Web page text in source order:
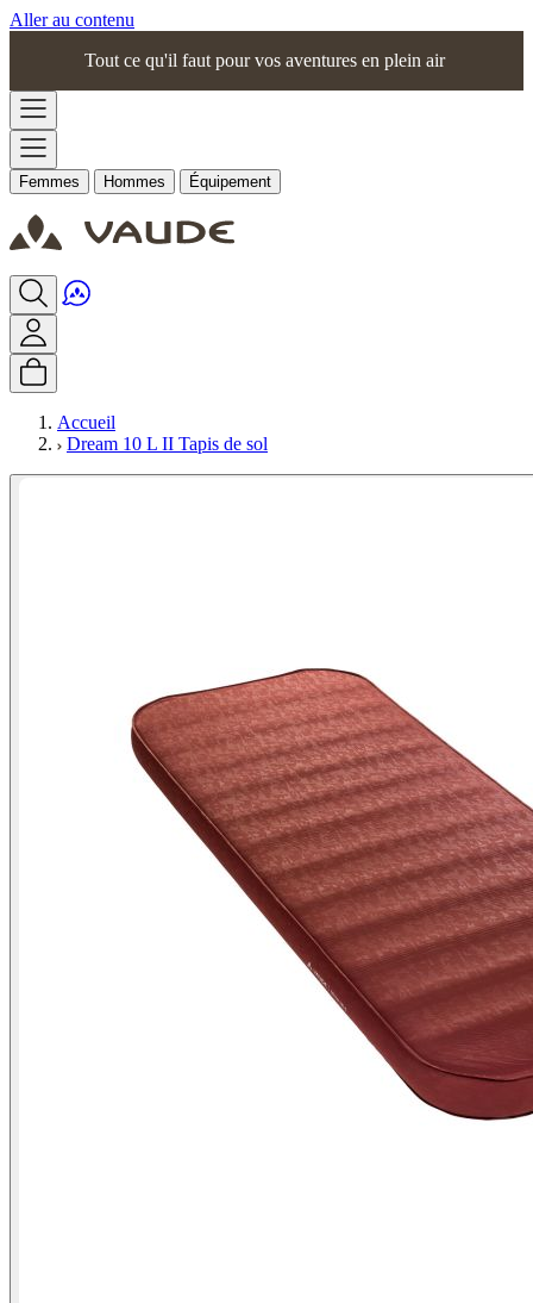
Aller au contenu
Tout ce qu'il faut pour vos aventures en plein air
Femmes Hommes Équipement
Accueil
Dream 10 L II Tapis de sol